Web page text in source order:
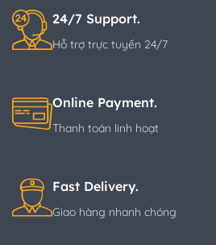
24/7 Support.
Hỗ trợ trực tuyến 24/7
Online Payment.
Thanh toán linh hoạt
Fast Delivery.
Giao hàng nhanh chóng